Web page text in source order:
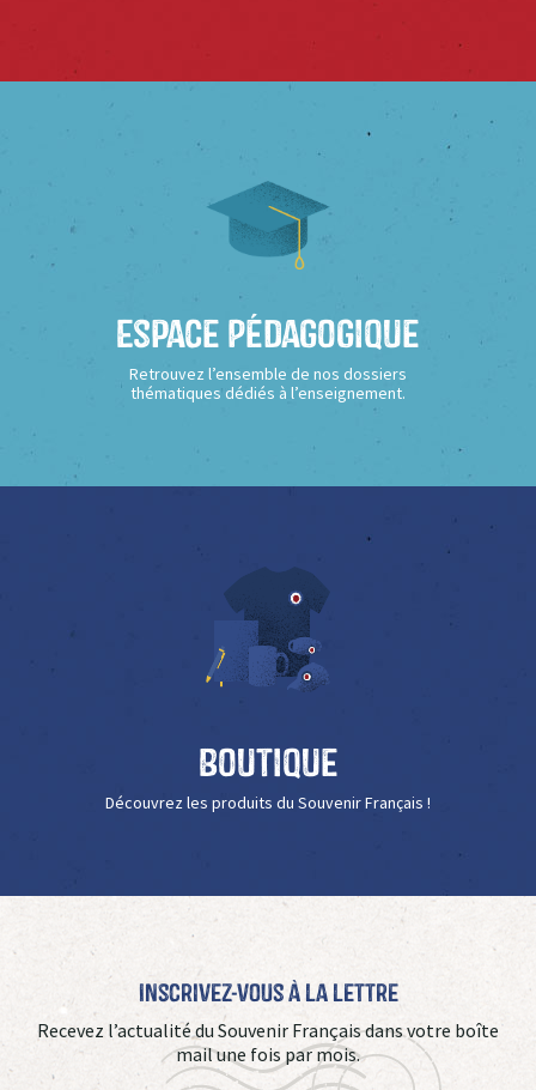
Espace Pédagogique
Retrouvez l’ensemble de nos dossiers
thématiques dédiés à l’enseignement.
Boutique
Découvrez les produits du Souvenir Français !
Inscrivez-vous à La Lettre
Recevez l’actualité du Souvenir Français dans votre boîte
mail une fois par mois.